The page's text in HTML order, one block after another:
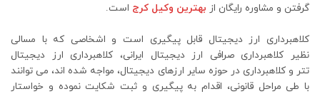
گرفتن و مشاوره رایگان از بهترین وکیل کرج است.
کلاهبرداری ارز دیجیتال قابل پیگیری است و اشخاصی که با مسالی
نظیر کلاهبرداری صرافی ارز دیجیتال ایرانی، کلاهبرداری ارز دیجیتال
تتر و کلاهبرداری در حوزه سایر ارزهای دیجیتال، مواجه شده اند، می توانند
با طی مراحل قانونی، اقدام به پیگیری و ثبت شکایت نموده و خواستار